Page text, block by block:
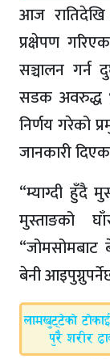
आज रातिदेखि
प्रक्षेपण
सञ्चालन गर्न
सडक अवरुद्ध
निर्णय गरेको
जानकारी
“म्याग्दी हुँदै
मुस्ताङको
बेनी